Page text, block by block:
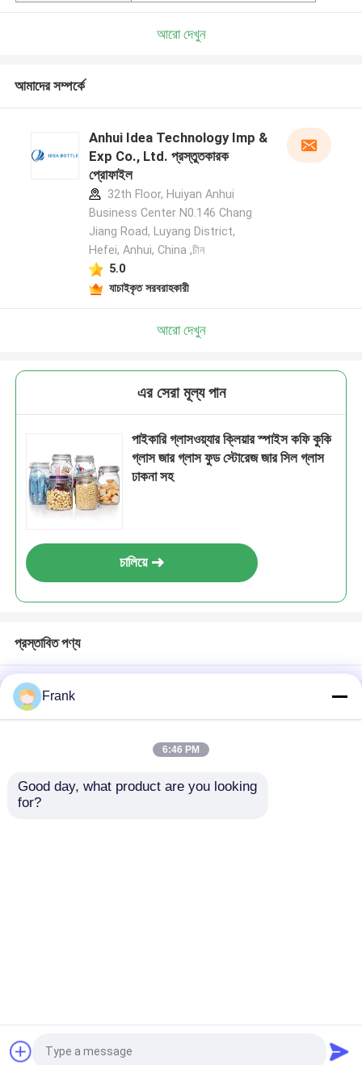
আমাদের সম্পর্কে
আরো দেখুন
আমাদের সম্পর্কে
Anhui Idea Technology Imp &
Exp Co., Ltd. প্রস্তুতকারক
প্রোফাইল
32th Floor, Huiyan Anhui
Business Center N0.146 Chang
Jiang Road, Luyang District,
Hefei, Anhui, China ,চীন
5.0
যাচাইকৃত সরবরাহকারী
আরো দেখুন
এর সেরা মূল্য পান
পাইকারি গ্লাসওয়্যার ক্লিয়ার স্পাইস কফি কুকি
গ্লাস জার গ্লাস ফুড স্টোরেজ জার সিল গ্লাস
ঢাকনা সহ
চালিয়ে
প্রস্তাবিত পণ্য
বাড়ি আমাদের সম্পর্কে
সাইট ম্যাপ
গোপনীয়তা নীতি
গুণকাচের বোতলচীন কারখানা.Copyright © 2026 Anhui
Frank
6:46 PM
Good day, what product are you looking
for?